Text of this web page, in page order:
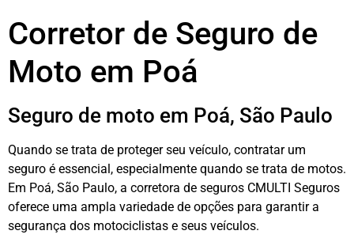
Corretor de Seguro de
Moto em Poá
Seguro de moto em Poá, São Paulo
Quando se trata de proteger seu veículo, contratar um
seguro é essencial, especialmente quando se trata de motos.
Em Poá, São Paulo, a corretora de seguros CMULTI Seguros
oferece uma ampla variedade de opções para garantir a
segurança dos motociclistas e seus veículos.